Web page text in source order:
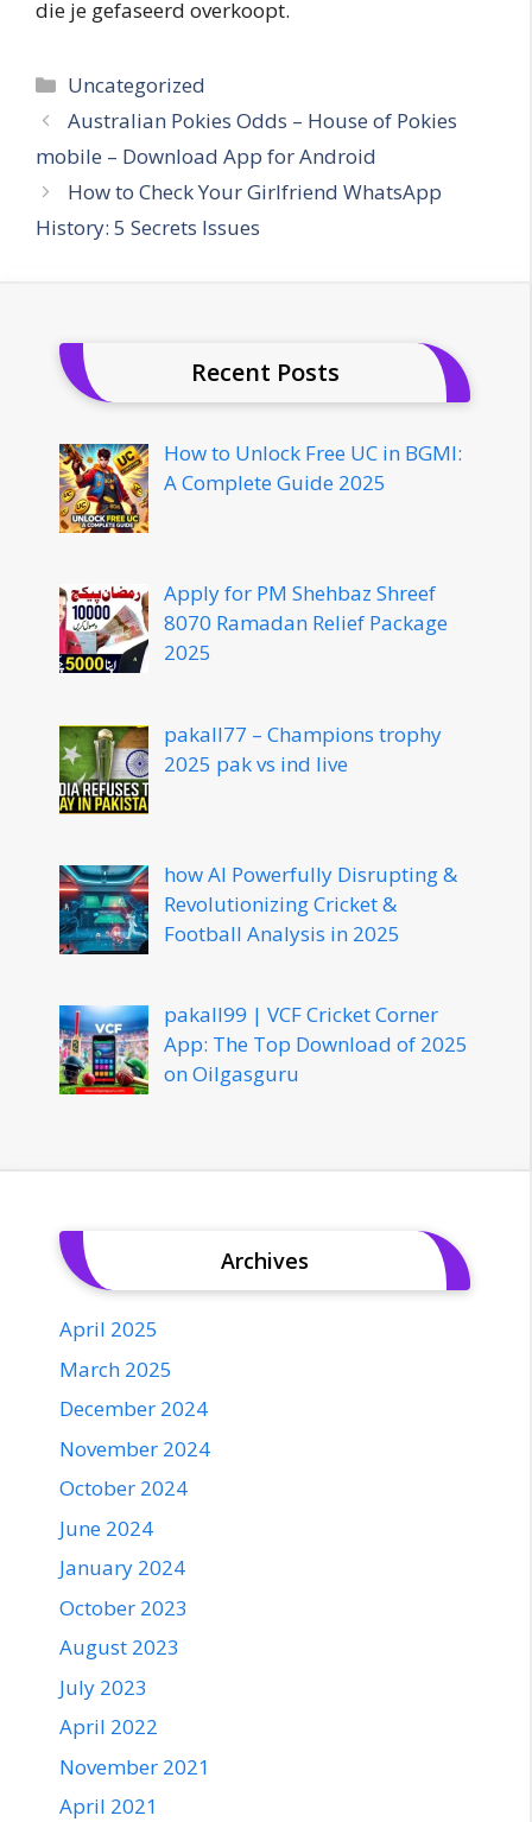
die je gefaseerd overkoopt.
Categories
Uncategorized
Australian Pokies Odds – House of Pokies
mobile – Download App for Android
How to Check Your Girlfriend WhatsApp
History: 5 Secrets Issues
Recent Posts
How to Unlock Free UC in BGMI:
A Complete Guide 2025
Apply for PM Shehbaz Shreef
8070 Ramadan Relief Package
2025
pakall77 – Champions trophy
2025 pak vs ind live
how AI Powerfully Disrupting &
Revolutionizing Cricket &
Football Analysis in 2025
pakall99 | VCF Cricket Corner
App: The Top Download of 2025
on Oilgasguru
Archives
April 2025
March 2025
December 2024
November 2024
October 2024
June 2024
January 2024
October 2023
August 2023
July 2023
April 2022
November 2021
April 2021